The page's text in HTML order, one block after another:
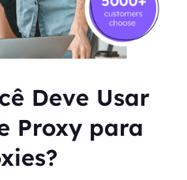
Deve Usar
Proxy para